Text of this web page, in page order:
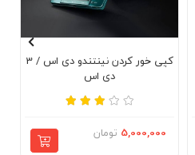
کپی خور کردن نینتندو دی اس / 3
دی اس
5,000,000 تومان